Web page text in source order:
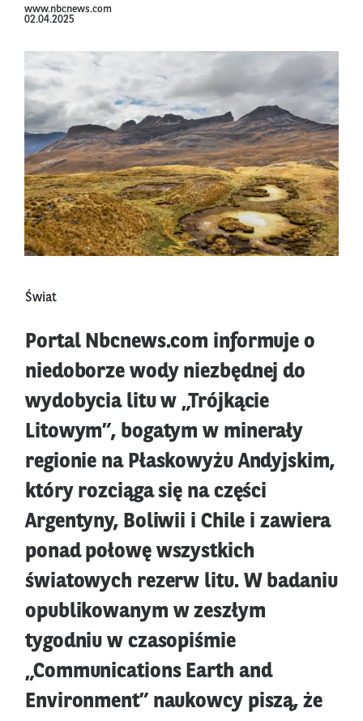
www.nbcnews.com
02.04.2025
Świat
Portal Nbcnews.com informuje o
niedoborze wody niezbędnej do
wydobycia litu w „Trójkącie
Litowym”, bogatym w minerały
regionie na Płaskowyżu Andyjskim,
który rozciąga się na części
Argentyny, Boliwii i Chile i zawiera
ponad połowę wszystkich
światowych rezerw litu. W badaniu
opublikowanym w zeszłym
tygodniu w czasopiśmie
„Communications Earth and
Environment” naukowcy piszą, że